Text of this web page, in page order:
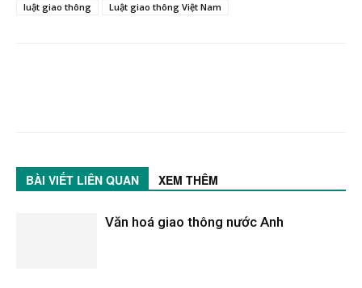
luật giao thông
Luật giao thông Việt Nam
BÀI VIẾT LIÊN QUAN XEM THÊM
Văn hoá giao thông nước Anh